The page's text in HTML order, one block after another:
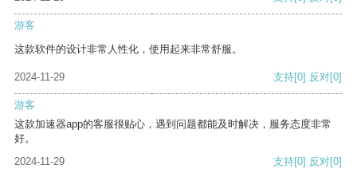
游客
这款软件的设计非常人性化，使用起来非常舒服。
2024-11-29 支持[0] 反对[0]
游客
这款加速器app的客服很贴心，遇到问题都能及时解决，服务态度非常
好。
2024-11-29
支持[0] 反对[0]